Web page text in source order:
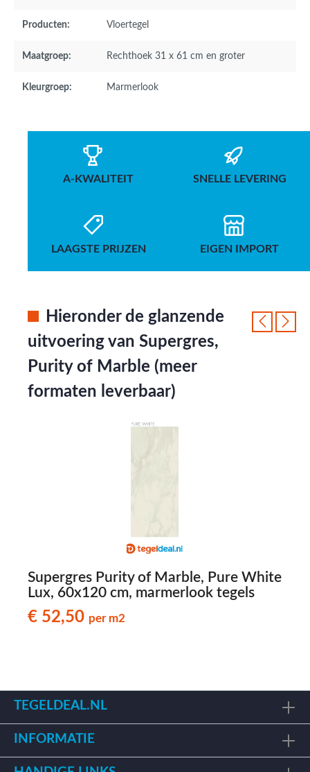
Producten: Vloertegel
Maatgroep: Rechthoek 31 x 61 cm en groter
Kleurgroep: Marmerlook
A-KWALITEIT SNELLE LEVERING
LAAGSTE PRIJZEN EIGEN IMPORT
Hieronder de glanzende
uitvoering van Supergres,
Purity of Marble (meer
formaten leverbaar)
Supergres Purity of Marble, Pure White
Lux, 60x120 cm, marmerlook tegels
€ 52,50 per m2
TEGELDEAL.NL
INFORMATIE